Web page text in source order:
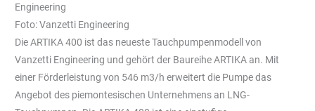
Engineering
Foto: Vanzetti Engineering
Die ARTIKA 400 ist das neueste Tauchpumpenmodell von
Vanzetti Engineering und gehört der Baureihe ARTIKA an. Mit
einer Förderleistung von 546 m3/h erweitert die Pumpe das
Angebot des piemontesischen Unternehmens an LNG-